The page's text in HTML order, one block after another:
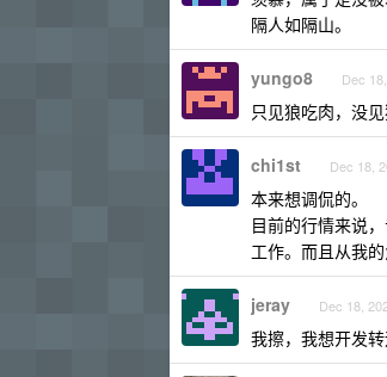
隔人如隔山。
yungo8 Dec
只见狼吃肉，没
chi1st Dec 18,
本来想调侃的。
目前的行情来说
工作。而且从我
jeray Dec 18,
我擦，我想开发转